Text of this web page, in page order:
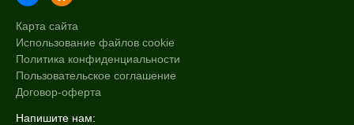
Карта сайта
Использование файлов cookie
Политика конфиденциальности
Пользовательское соглашение
Договор-оферта
Напишите нам: